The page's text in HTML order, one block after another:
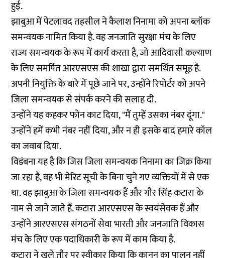
हुई.
झाबुआ में पेटलावद तहसील ने कैलाश निनामा को अपना ब्लॉक
समन्वयक नामित किया है. वह जनजाति सुरक्षा मंच के लिए
राज्य समन्वयक के रूप में कार्य करता है, जो आदिवासी कल्याण
के लिए समर्पित आरएसएस की शाखा द्वारा समर्थित समूह है.
अपनी नियुक्ति के बारे में पूछे जाने पर, उन्होंने रिपोर्टर को अपने
जिला समन्वयक से संपर्क करने की सलाह दी.
उन्होंने यह कहकर फोन काट दिया, "मैं तुम्हें उसका नंबर दूंगा."
उन्होंने हमें कभी नंबर नहीं दिया, और न ही इसके बाद हमारे कॉल
का जवाब दिया.
विडंबना यह है कि जिस जिला समन्वयक निनामा का जिक्र किया
जा रहा है, वह भी मेरिट सूची के बिना चुने गए व्यक्तियों में से एक
था. वह झाबुआ के जिला समन्वयक हैं और गौर सिंह कटारा के
नाम से जाने जाते हैं. कटारा आरएसएस के स्वयंसेवक हैं और
उन्होंने आरएसएस संगठनों सेवा भारती और जनजाति विकास
मंच के लिए एक पदाधिकारी के रूप में काम किया है.